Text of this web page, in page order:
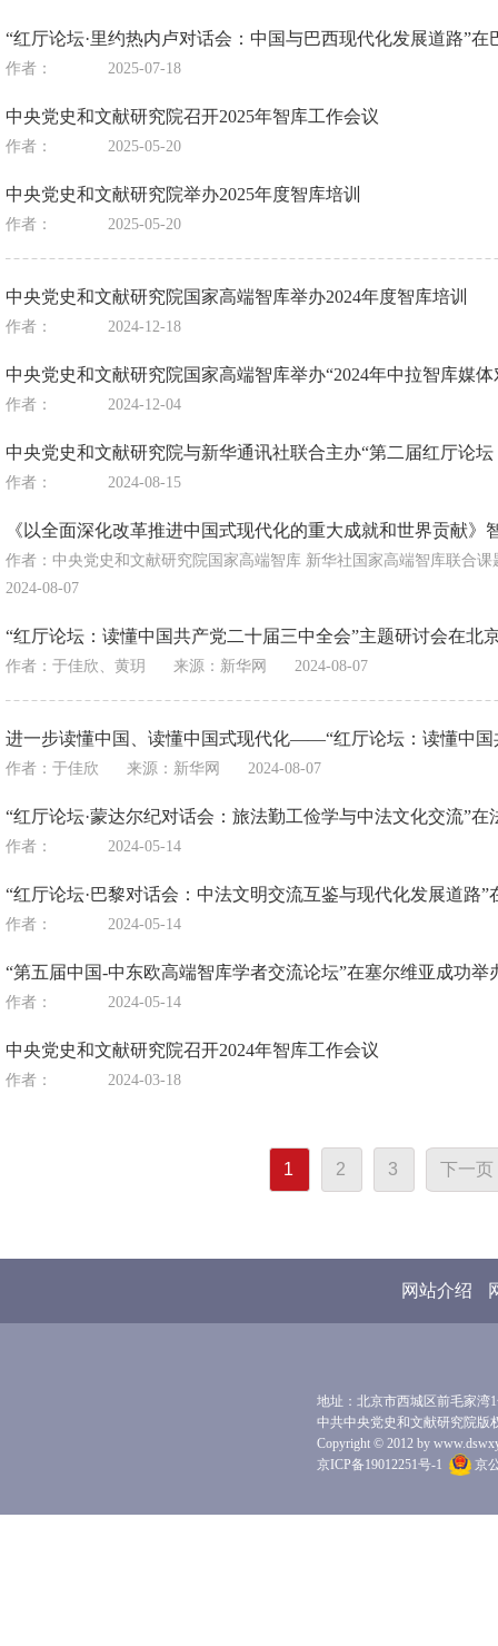
“红厅论坛·里约热内卢对话会：中国与巴西现代化发展道路”
作者： 2025-07-18
中央党史和文献研究院召开2025年智库工作会议
作者： 2025-05-20
中央党史和文献研究院举办2025年度智库培训
作者： 2025-05-20
中央党史和文献研究院国家高端智库举办2024年度智库培训
作者： 2024-12-18
中央党史和文献研究院国家高端智库举办“2024年中拉智库媒体
作者： 2024-12-04
中央党史和文献研究院与新华通讯社联合主办“第二届红厅论
作者： 2024-08-15
《以全面深化改革推进中国式现代化的重大成就和世界贡献》
作者：中央党史和文献研究院国家高端智库 新华社国家高端智库联合课
2024-08-07
“红厅论坛：读懂中国共产党二十届三中全会”主题研讨会在北
作者：于佳欣、黄玥 来源： 新华网 2024-08-07
进一步读懂中国、读懂中国式现代化——“红厅论坛：读懂中
作者：于佳欣 来源： 新华网 2024-08-07
“红厅论坛·蒙达尔纪对话会：旅法勤工俭学与中法文化交流”
作者： 2024-05-14
“红厅论坛·巴黎对话会：中法文明交流互鉴与现代化发展道路”
作者： 2024-05-14
“第五届中国-中东欧高端智库学者交流论坛”在塞尔维亚成功举
作者： 2024-05-14
中央党史和文献研究院召开2024年智库工作会议
作者： 2024-03-18
1 2 3 下一页
网站介绍
地址：北京市西城区前毛家湾
中共中央党史和文献研究院版
Copyright © 2012 by
京ICP备19012251号-1
京